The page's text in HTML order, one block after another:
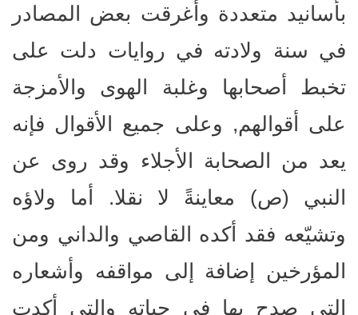
بأسانيد متعددة وأغرقت بعض المصادر
في سنة ولادته في روايات دلت على
تخبط أصحابها وغلبة الهوى والأمزجة
على أقوالهم, وعلى جميع الأقوال فإنه
يعد من الصحابة الأجلاء وقد روى عن
النبي (ص) معاينةً لا نقلا. أما ولاؤه
وتشيّعه فقد أكده القاصي والداني ومن
المؤرخين إضافة إلى مواقفه وأشعاره
التي صدح بها في حياته والتي أكدت